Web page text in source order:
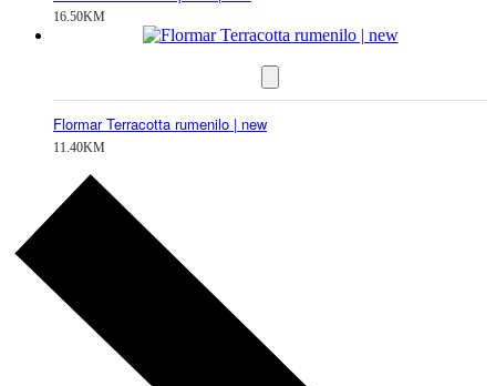
16.50KM
Flormar Terracotta rumenilo | new
11.40KM